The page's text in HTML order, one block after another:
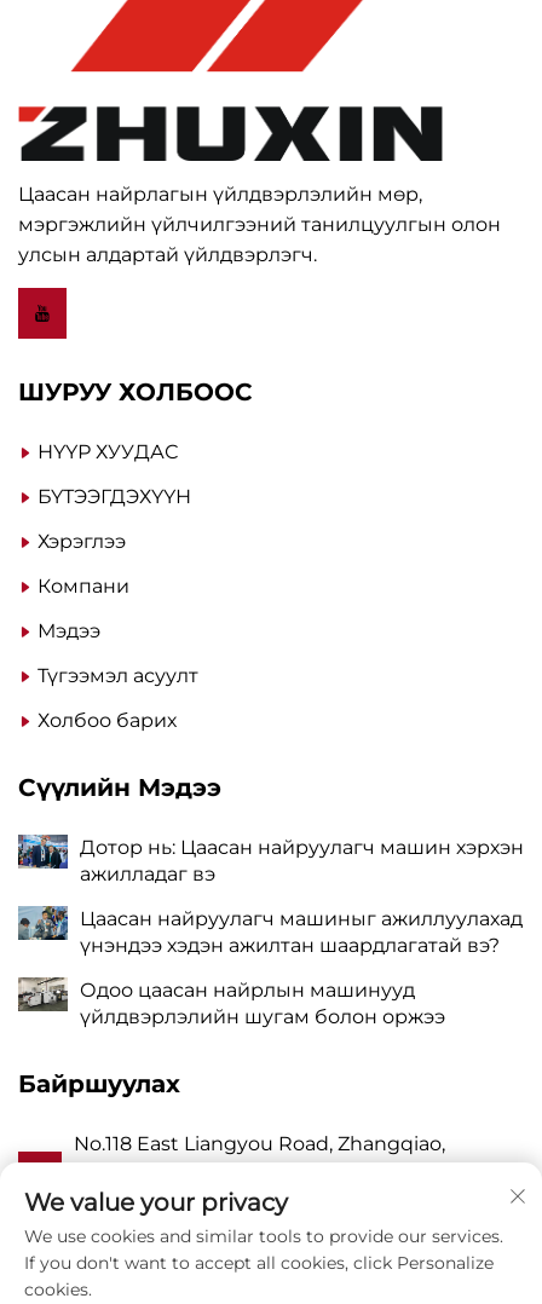
Цаасан найрлагын үйлдвэрлэлийн мөр,
мэргэжлийн үйлчилгээний танилцуулгын олон
улсын алдартай үйлдвэрлэгч.
ШУРУУ ХОЛБООС
НҮҮР ХУУДАС
БҮТЭЭГДЭХҮҮН
Хэрэглээ
Компани
Мэдээ
Түгээмэл асуулт
Холбоо барих
Сүүлийн Мэдээ
Дотор нь: Цаасан найруулагч машин хэрхэн
ажилладаг вэ
Цаасан найруулагч машиныг ажиллуулахад
үнэндээ хэдэн ажилтан шаардлагатай вэ?
Одоо цаасан найрлын машинууд
үйлдвэрлэлийн шугам болон оржээ
Байршуулах
No.118 East Liangyou Road, Zhangqiao,
Zhejiang P.R. China 325409
P 8615988795434
We value your privacy
We use cookies and similar tools to provide our services.
If you don't want to accept all cookies, click Personalize
cookies.